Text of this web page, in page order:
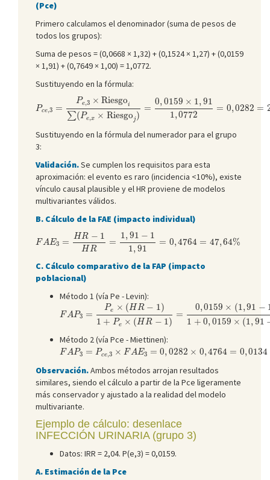
(Pce)
Primero calculamos el denominador (suma de pesos de
todos los grupos):
Suma de pesos = (0,0668 × 1,32) + (0,1524 × 1,27) + (0,0159
× 1,91) + (0,7649 × 1,00) = 1,0772.
Sustituyendo en la fórmula:
Pce,3 =
Pe,3 × Riesgoi
∑(Pe,x × Riesgoj)
=
0, 0159 × 1, 91
1,0772
= 0,0282 =
3× Riesgoi∑(P Riesgo )=0 0159×
Sustituyendo en la fórmula del numerador para el grupo
3:
Validación.Se cumplen los requisitos para esta
aproximación: el evento es raro (incidencia <10%), existe
vínculo causal plausible y el HR proviene de modelos
multivariantes válidos.
B. Cálculo de la FAE (impacto individual)
FAE3 =
HR − 1
H R
=
1, 91 − 1
1, 91
= 0,4764 = 47,64%
−1HR 1, 1 ,91 0,
C. Cálculo comparativo de la FAP (impacto
poblacional)
Método 1 (vía Pe - Levin):
FAP3 =
Pe × (HR − 1)
1 + Pe × (HR − 1)
=
0,0159 × (1,91 −
1 + 0, 0159 × (1, 91
F AP3 =P e ×(HR −1 1+Pe× H R 0159×(1, 91 −1 1+
Método 2 (vía Pce - Miettinen):
FAP3 = Pce,3 × FAE3 = 0, 0282 × 0,4764 = 0,0134
FA P 3= e,3 A E 3=0,0282× 0,4764 = 0, 0134= 34 %
Observación.Ambos métodos arrojan resultados
similares, siendo el cálculo a partir de la Pce ligeramente
más conservador y ajustado a la realidad del modelo
multivariante.
Ejemplo de cálculo: desenlace
INFECCIÓN URINARIA (grupo 3)
Datos: IRR = 2,04. P(e,3) = 0,0159.
A. Estimación de la Pce